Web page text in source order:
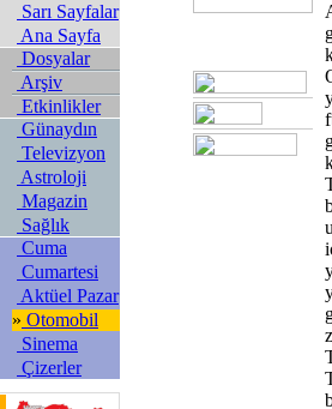
Sarı Sayfalar
Ana Sayfa
Dosyalar
Arşiv
Etkinlikler
Günaydın
Televizyon
Astroloji
Magazin
Sağlık
Cuma
Cumartesi
Aktüel Pazar
» Otomobil
Sinema
Çizerler